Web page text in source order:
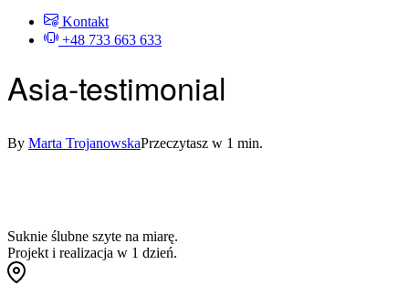
Kontakt
+48 733 663 633
Asia-testimonial
By Marta TrojanowskaPrzeczytasz w 1 min.
Suknie ślubne szyte na miarę.
Projekt i realizacja w 1 dzień.